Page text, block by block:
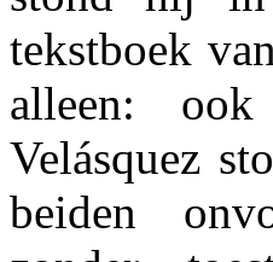
tekstboek
alleen:
Velásquez
beiden